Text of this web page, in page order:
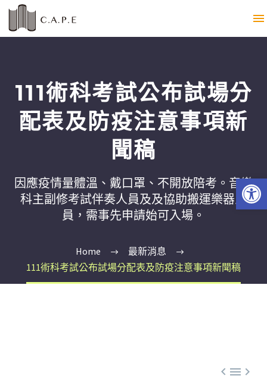
111術科考試公布試場分
配表及防疫注意事項新
聞稿
因應疫情量體溫、戴口罩、不開放陪考。音樂
科主副修考試伴奏人員及及協助搬運樂器人
員，需事先申請始可入場。
Home
最新消息
111術科考試公布試場分配表及防疫注意事項新聞稿
